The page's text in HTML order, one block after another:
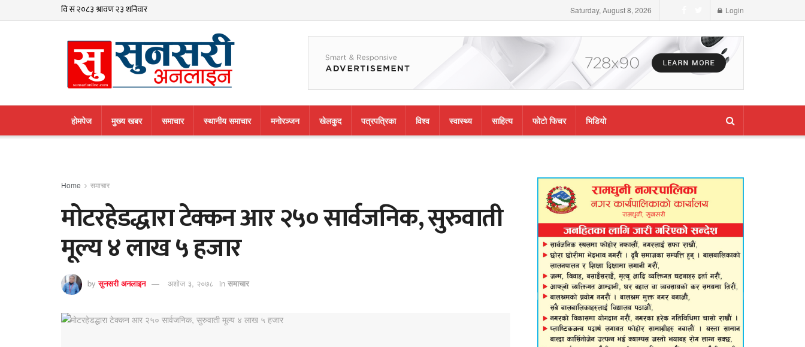
Saturday, August 8, 2026 Login
हाेमपेज मुख्य खबर समाचार स्थानीय समाचार मनाेरञ्जन खेलकुद पत्रपत्रिका विश्व स्वास्थ्य साहित्य फाेटाे फिचर भिडियाे
Home समाचार
मोटरहेडद्धारा टेक्कन आर २५० सार्वजनिक, सुरुवाती
मूल्य ४ लाख ५ हजार
by सुनसरी अनलाइन अशोज ३, २०७८ in समाचार